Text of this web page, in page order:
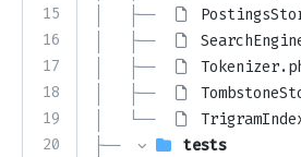
15
16
17
18
19
20
│   ├──
│   ├──
│   ├──
│   ├──
│   └──
├──
tests